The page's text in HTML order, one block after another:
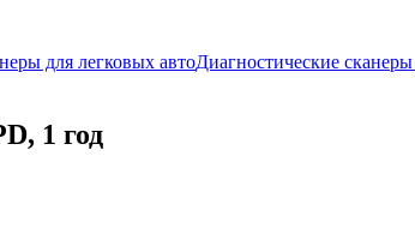
для легковых автоДиагностические
1 год